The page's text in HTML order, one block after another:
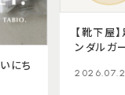
にち
【靴下屋
ンダルガ